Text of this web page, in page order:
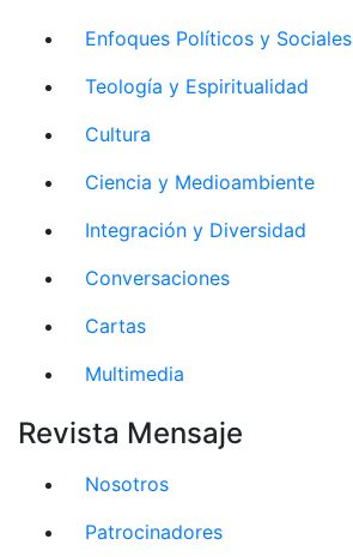
Enfoques Políticos y Sociales
Teología y Espiritualidad
Cultura
Ciencia y Medioambiente
Integración y Diversidad
Conversaciones
Cartas
Multimedia
Revista Mensaje
Nosotros
Patrocinadores